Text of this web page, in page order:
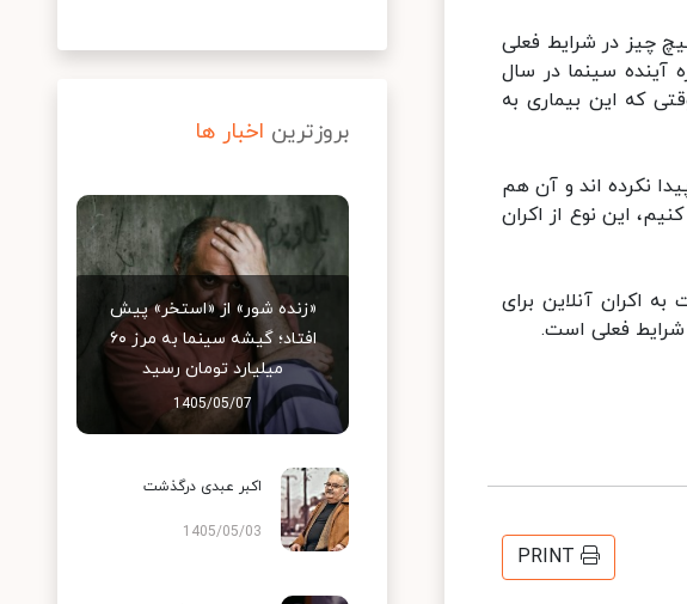
چیز در شرایط فعلی
آینده سینما در سال
که این بیماری به
نکرده اند و آن هم
این نوع از اکران
اکران آنلاین برای
شرایط فعلی است.
PRINT
بروزترین اخبار ها
«زنده شور» از «استخر» پیش
افتاد؛ گیشه سینما به مرز ۶۰
میلیارد تومان رسید
1405/05/07
اکبر عبدی درگذشت
1405/05/03